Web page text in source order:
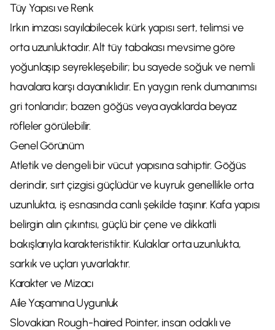
Tüy Yapısı ve Renk
Irkın imzası sayılabilecek kürk yapısı sert, telimsi ve
orta uzunluktadır. Alt tüy tabakası mevsime göre
yoğunlaşıp seyrekleşebilir; bu sayede soğuk ve nemli
havalara karşı dayanıklıdır. En yaygın renk dumanımsı
gri tonlarıdır; bazen göğüs veya ayaklarda beyaz
röfleler görülebilir.
Genel Görünüm
Atletik ve dengeli bir vücut yapısına sahiptir. Göğüs
derindir, sırt çizgisi güçlüdür ve kuyruk genellikle orta
uzunlukta, iş esnasında canlı şekilde taşınır. Kafa yapısı
belirgin alın çıkıntısı, güçlü bir çene ve dikkatli
bakışlarıyla karakteristiktir. Kulaklar orta uzunlukta,
sarkık ve uçları yuvarlaktır.
Karakter ve Mizacı
Aile Yaşamına Uygunluk
Slovakian Rough-haired Pointer, insan odaklı ve